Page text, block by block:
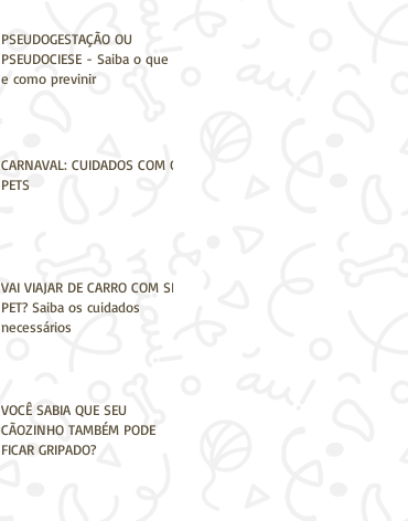
PSEUDOGESTAÇÃO OU
PSEUDOCIESE - Saiba o que é
e como previnir
CARNAVAL: CUIDADOS COM OS
PETS
VAI VIAJAR DE CARRO COM SEU
PET? Saiba os cuidados
necessários
VOCÊ SABIA QUE SEU
CÃOZINHO TAMBÉM PODE
FICAR GRIPADO?